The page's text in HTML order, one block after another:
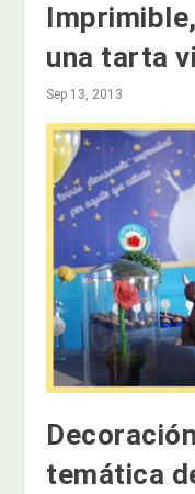
una tarta
Sep 13, 2013
temática